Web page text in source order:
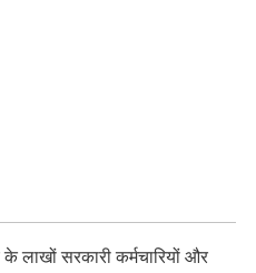
लाखों सरकारी कर्मचारियों और